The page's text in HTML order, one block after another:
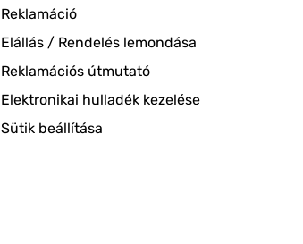
Reklamáció
Elállás / Rendelés lemondása
Reklamációs útmutató
Elektronikai hulladék kezelése
Sütik beállítása